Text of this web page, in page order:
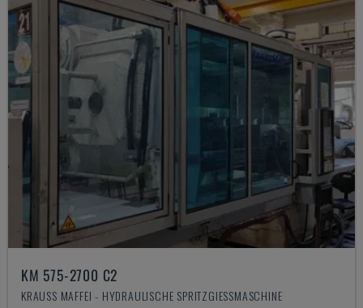
KM 575-2700 C2
KRAUSS MAFFEI - HYDRAULISCHE SPRITZGIESSMASCHINE